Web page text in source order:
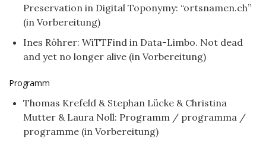
Preservation in Digital Toponymy: “ortsnamen.ch”
(in Vorbereitung)
Ines Röhrer: WiTTFind in Data-Limbo. Not dead
and yet no longer alive (in Vorbereitung)
Programm
Thomas Krefeld & Stephan Lücke & Christina
Mutter & Laura Noll: Programm / programma /
programme (in Vorbereitung)